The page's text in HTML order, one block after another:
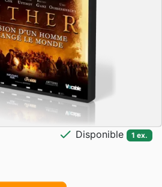
check Disponible 1 ex.